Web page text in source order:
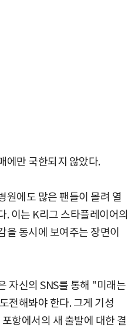
에만 국한되지 않았다.
원에도 많은 팬들이 몰려 열
. 이는 K리그 스타플레이어의
을 동시에 보여주는 장면이
자신의 SNS를 통해 "미래는
전해봐야 한다. 그게 기성
항에서의 새 출발에 대한 결